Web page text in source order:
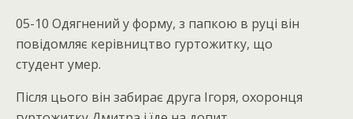
05-10 Одягнений у форму, з папкою в руці він
повідомляє керівництво гуртожитку, що
студент умер.
Після цього він забирає друга Ігоря, охоронця